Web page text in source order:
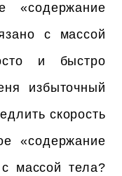
«содержание
с массой
и быстро
избыточный
скорость
«содержание
массой тела?